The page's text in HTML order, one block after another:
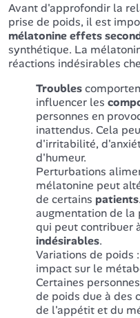
Avant d'approfondir la
prise de poids, il est
mélatonine effets
synthétique. La
réactions indésirables
Troubles
influencer les
personnes en
inattendus. Cela
d'irritabilité,
d'humeur.
Perturbations
mélatonine peut
de certains patients
augmentation de la
qui peut contribuer
indésirables.
Variations de poids
impact sur le
Certaines
de poids due à des
de l'appétit et du